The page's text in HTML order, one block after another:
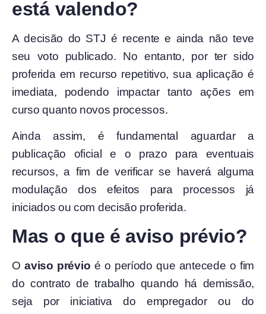
está valendo?
A decisão do STJ é recente e ainda não teve
seu voto publicado. No entanto, por ter sido
proferida em recurso repetitivo, sua aplicação é
imediata, podendo impactar tanto ações em
curso quanto novos processos.
Ainda assim, é fundamental aguardar a
publicação oficial e o prazo para eventuais
recursos, a fim de verificar se haverá alguma
modulação dos efeitos para processos já
iniciados ou com decisão proferida.
Mas o que é aviso prévio?
Oaviso prévio é o período que antecede o fim
do contrato de trabalho quando há demissão,
seja por iniciativa do empregador ou do